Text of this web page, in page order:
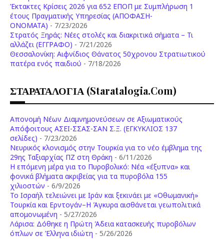
Έκτακτες Κρίσεις 2026 για 652 ΕΠΟΠ με Συμπλήρωση 1
έτους Πραγματικής Υπηρεσίας (ΑΠΟΦΑΣΗ-
ONOMATA) - 7/23/2026
Στρατός Ξηράς: Νέες στολές και διακριτικά σήματα – Τι
αλλάζει (ΕΓΓΡΑΦΟ) - 7/21/2026
Θεσσαλονίκη: Αιφνίδιος Θάνατος 50χρονου Στρατιωτικού
πατέρα ενός παιδιού - 7/18/2026
ΣΤΑΡΑΤΑΛΟΓΙΑ (staratalogia.com)
Απονομή Νέων Διαμνημονεύσεων σε Αξιωματικούς
Απόφοιτους ΑΣΕΙ-ΣΣΑΣ-ΣΑΝ Σ.Ξ. (ΕΓΚΥΚΛΙΟΣ 137
σελίδες) - 7/23/2026
Νευρικός κλονισμός στην Τουρκία για το νέο έμβλημα της
29ης Ταξιαρχίας ΠΖ στη Θράκη - 6/11/2026
Η επόμενη μέρα για το Πυροβολικό: Νέα «έξυπνα» και
φονικά βλήματα ακριβείας για τα πυροβόλα 155
χιλιοστών - 6/9/2026
Το Ισραήλ τελειώνει με Ιράν και ξεκινάει με «Οθωμανική»
Τουρκία και Ερντογάν–Η Άγκυρα αισθάνεται γεωπολιτικά
απομονωμένη - 5/27/2026
Λάρισα: Δόθηκε η Πρώτη Άδεια κατασκευής πυροβόλων
όπλων σε Έλληνα ιδιώτη - 5/26/2026